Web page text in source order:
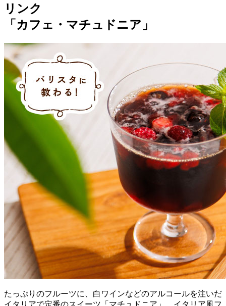
リンク
「カフェ・マチュドニア」
たっぷりのフルーツに、白ワインなどのアルコールを注いだ
イタリアで定番のスイーツ「マチュドニア」。イタリア風フ